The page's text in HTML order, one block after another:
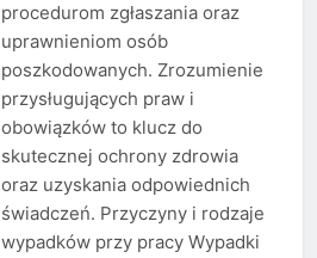
procedurom zgłaszania oraz
uprawnieniom osób
poszkodowanych. Zrozumienie
przysługujących praw i
obowiązków to klucz do
skutecznej ochrony zdrowia
oraz uzyskania odpowiednich
świadczeń. Przyczyny i rodzaje
wypadków przy pracy Wypadki